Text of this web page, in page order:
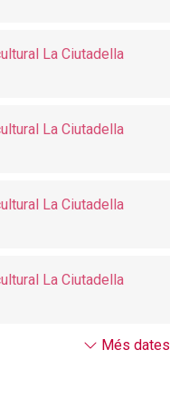
La Ciutadella
La Ciutadella
La Ciutadella
La Ciutadella
Més dates